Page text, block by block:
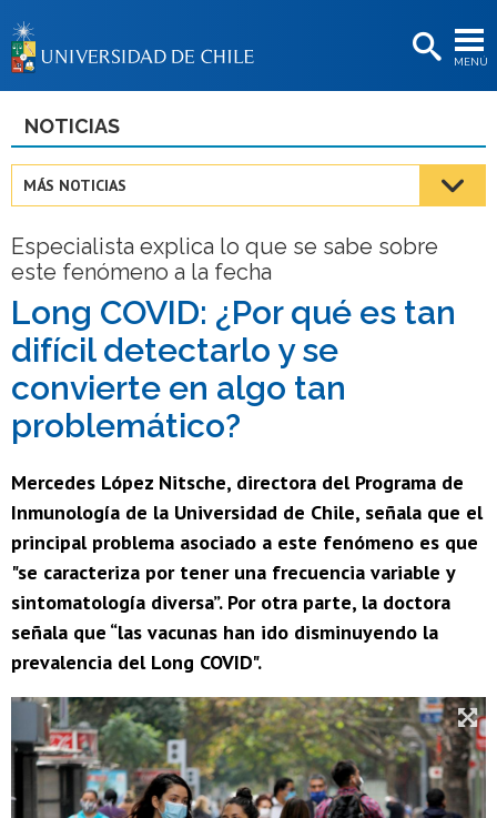
MENÚ
BIBLIOTECAS
Estudiantes
Académicas/os
Egresadas/os
NOTICIAS
MÁS NOTICIAS
Especialista explica lo que se sabe sobre
este fenómeno a la fecha
Long COVID: ¿Por qué es tan
difícil detectarlo y se
convierte en algo tan
problemático?
Mercedes López Nitsche, directora del Programa de
Inmunología de la Universidad de Chile, señala que el
principal problema asociado a este fenómeno es que
"se caracteriza por tener una frecuencia variable y
sintomatología diversa”. Por otra parte, la doctora
señala que “las vacunas han ido disminuyendo la
prevalencia del Long COVID".